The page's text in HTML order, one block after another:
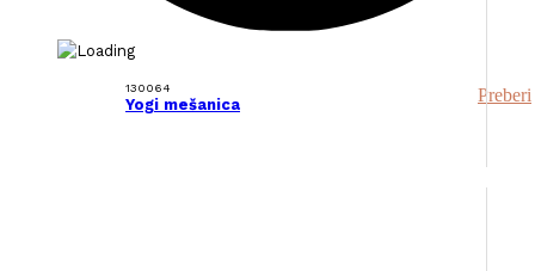
130064
Yogi mešanica Preberi